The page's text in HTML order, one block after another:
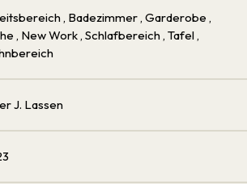
, Badezimmer , Garderobe ,
, New Work , Schlafbereich , Tafel ,
J. Lassen